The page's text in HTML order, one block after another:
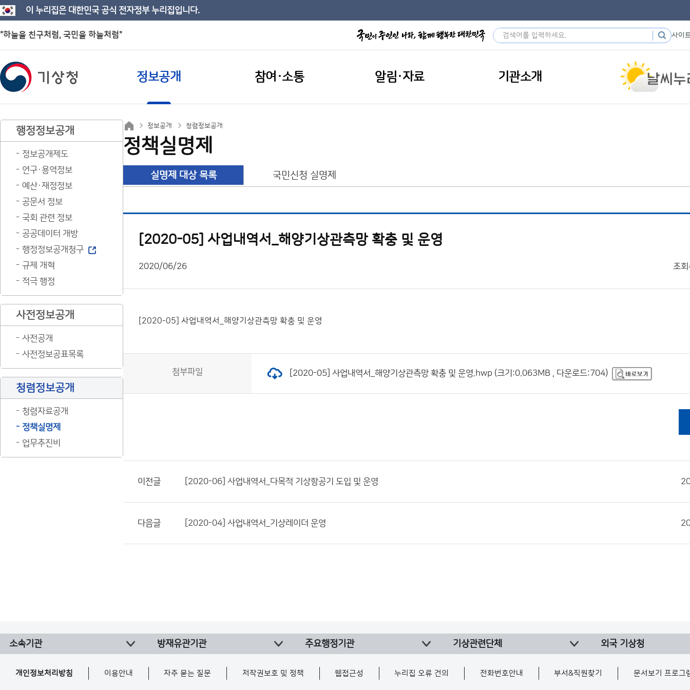
이 누리집은 대한민국 공식 전자정부 누리집입니다.
"하늘을 친구처럼, 국민을 하늘처럼" 사이
정보공개 참여·소통 알림·자료 기관소개
행정정보공개
정보공개제도
연구·용역정보
예산·재정정보
공문서 정보
국회 관련 정보
공공데이터 개방
행정정보공개청구
규제 개혁
적극 행정
사전정보공개
사전공개
사전정보공표목록
청렴정보공개
청렴자료공개
정책실명제
업무추진비
정보공개 청렴정보공개
정책실명제
실명제 대상 목록 국민신청 실명제
[2020-05] 사업내역서_해양기상관측망 확충 및 운영
2020/06/26 조회
[2020-05] 사업내역서_해양기상관측망 확충 및 운영
첨부파일 [2020-05] 사업내역서_해양기상관측망 확충 및 운영.hwp (크기:0.063MB , 다운로드:704)
이전글 [2020-06] 사업내역서_다목적 기상항공기 도입 및 운영
다음글 [2020-04] 사업내역서_기상레이더 운영
소속기관 방재유관기관 주요행정기관 기상관련단체 외국 기상청
개인정보처리방침 이용안내 자주 묻는 질문 저작권보호 및 정책 웹접근성 누리집 오류 건의 전화번호안내 부서&직원찾기 문서보기 프로그